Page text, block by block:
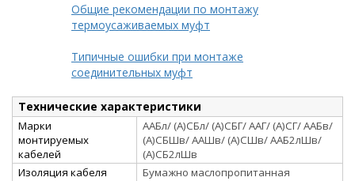
Общие рекомендации по монтажу
термоусаживаемых муфт
Типичные ошибки при монтаже
соединительных муфт
Технические характеристики
Марки
монтируемых
кабелей
ААБл/ (А)СБл/ (А)СБГ/ ААГ/ (А)СГ/ ААБв/
(А)СБШв/ ААШв/ (А)СШв/ ААБ2лШв/
(А)СБ2лШв
Изоляция кабеля
Бумажно маслопропитанная